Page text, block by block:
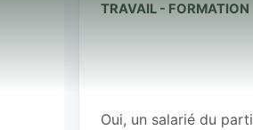
TRAVAIL - FORMATION
Un
suivi
Oui, un salarié du